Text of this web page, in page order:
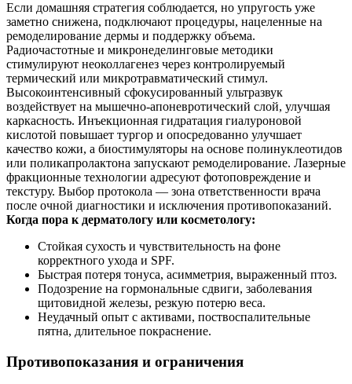
Если домашняя стратегия соблюдается, но упругость уже
заметно снижена, подключают процедуры, нацеленные на
ремоделирование дермы и поддержку объема.
Радиочастотные и микронеделинговые методики
стимулируют неоколлагенез через контролируемый
термический или микротравматический стимул.
Высокоинтенсивный сфокусированный ультразвук
воздействует на мышечно‑апоневротический слой, улучшая
каркасность. Инъекционная гидратация гиалуроновой
кислотой повышает тургор и опосредованно улучшает
качество кожи, а биостимуляторы на основе полинуклеотидов
или поликапролактона запускают ремоделирование. Лазерные
фракционные технологии адресуют фотоповреждение и
текстуру. Выбор протокола — зона ответственности врача
после очной диагностики и исключения противопоказаний.
Когда пора к дерматологу или косметологу:
Стойкая сухость и чувствительность на фоне
корректного ухода и SPF.
Быстрая потеря тонуса, асимметрия, выраженный птоз.
Подозрение на гормональные сдвиги, заболевания
щитовидной железы, резкую потерю веса.
Неудачный опыт с активами, поствоспалительные
пятна, длительное покраснение.
Противопоказания и ограничения